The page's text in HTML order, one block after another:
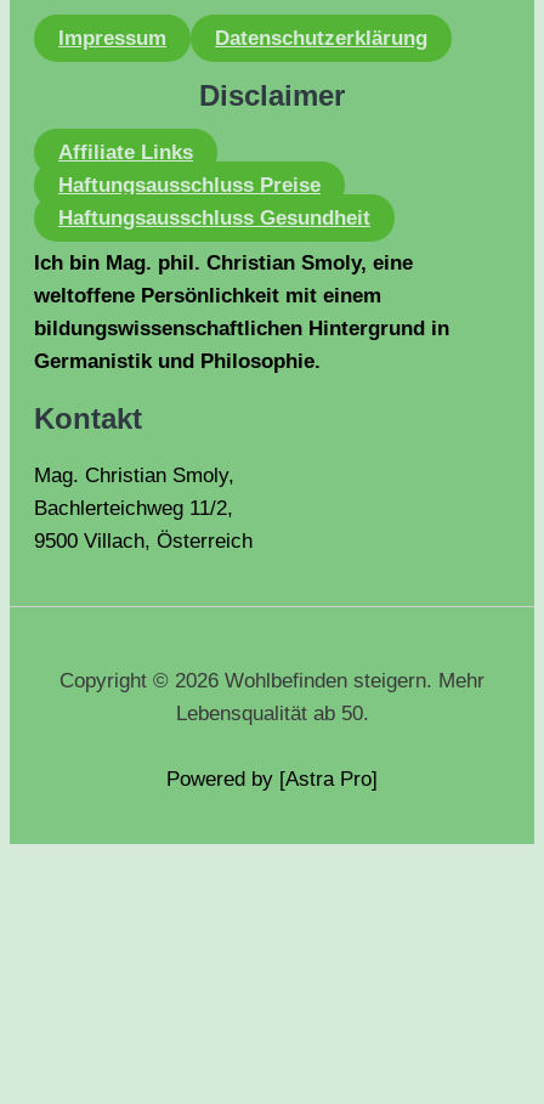
Impressum Datenschutzerklärung
Disclaimer
Affiliate Links
Haftungsausschluss Preise
Haftungsausschluss Gesundheit
Ich bin Mag. phil. Christian Smoly, eine
weltoffene Persönlichkeit mit einem
bildungswissenschaftlichen Hintergrund in
Germanistik und Philosophie.
Kontakt
Mag. Christian Smoly,
Bachlerteichweg 11/2,
9500 Villach, Österreich
Copyright © 2026 Wohlbefinden steigern. Mehr
Lebensqualität ab 50.
Powered by [Astra Pro]